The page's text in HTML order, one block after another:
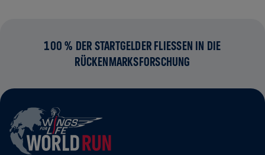
100 % DER STARTGELDER FLIESSEN IN DIE R
ÜCKENMARKSFORSCHUNG